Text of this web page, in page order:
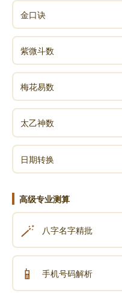
金口诀
紫微斗数
梅花易数
太乙神数
日期转换
高级专业测算
🪄 八字名字精批
📱 手机号码解析